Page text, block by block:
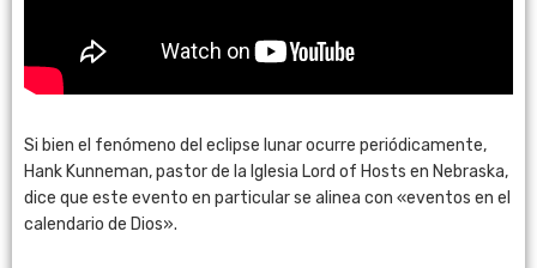
Si bien el fenómeno del eclipse lunar ocurre periódicamente,
Hank Kunneman, pastor de la Iglesia Lord of Hosts en Nebraska,
dice que este evento en particular se alinea con «eventos en el
calendario de Dios».